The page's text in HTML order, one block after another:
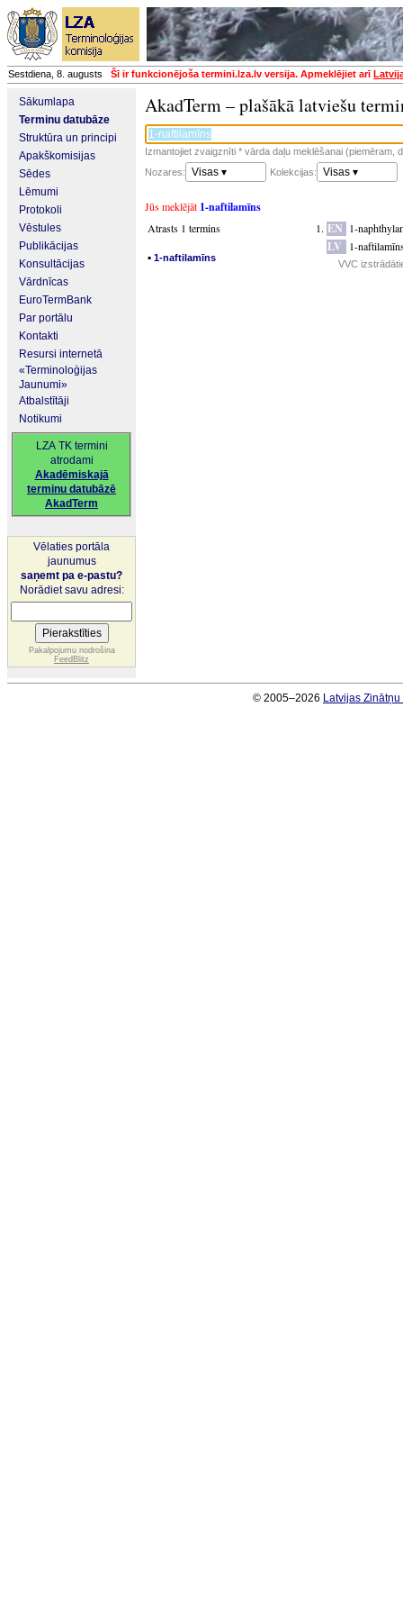
Sestdiena, 8. augusts Šī ir funkcionējoša termini.lza.lv versija. Apmeklējiet arī
Sākumlapa
Terminu datubāze
Struktūra un principi
Apakškomisijas
Sēdes
Lēmumi
Protokoli
Vēstules
Publikācijas
Konsultācijas
Vārdnīcas
EuroTermBank
Par portālu
Kontakti
Resursi internetā
«Terminoloģijas
Jaunumi»
Atbalstītāji
Notikumi
LZA TK termini
atrodami
Akadēmiskajā
terminu datubāzē
AkadTerm
Vēlaties portāla
jaunumus
saņemt pa e-pastu?
Norādiet savu adresi:
Pakalpojumu nodrošina
FeedBlitz
AkadTerm – plašākā latviešu
Izmantojiet zvaigznīti * vārda daļu meklēšanai (piemēram,
Nozares:
Visas ▾ Kolekcijas: Visas ▾
Jūs meklējāt 1-naftilamīns
Atrasts 1 termins
▪ 1-naftilamīns
EN 1-
LV 1-
VVC
© 2005–2026 Latvijas